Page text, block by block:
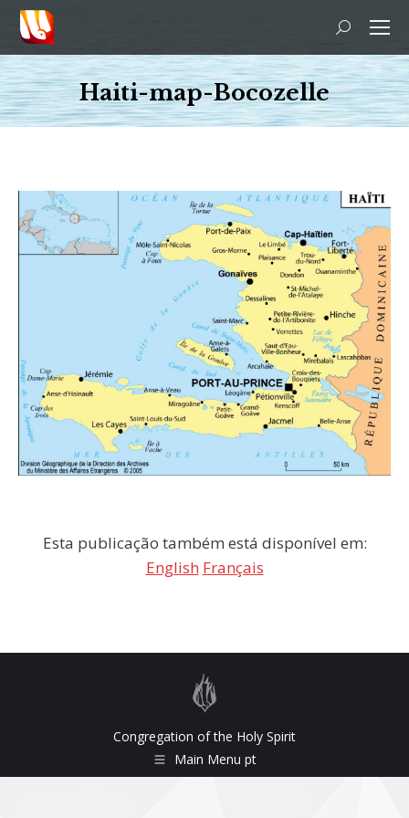
Search:
Haiti-map-Bocozelle
You are here:
Esta publicação também está disponível em:
English Français
Congregation of the Holy Spirit
Main Menu pt